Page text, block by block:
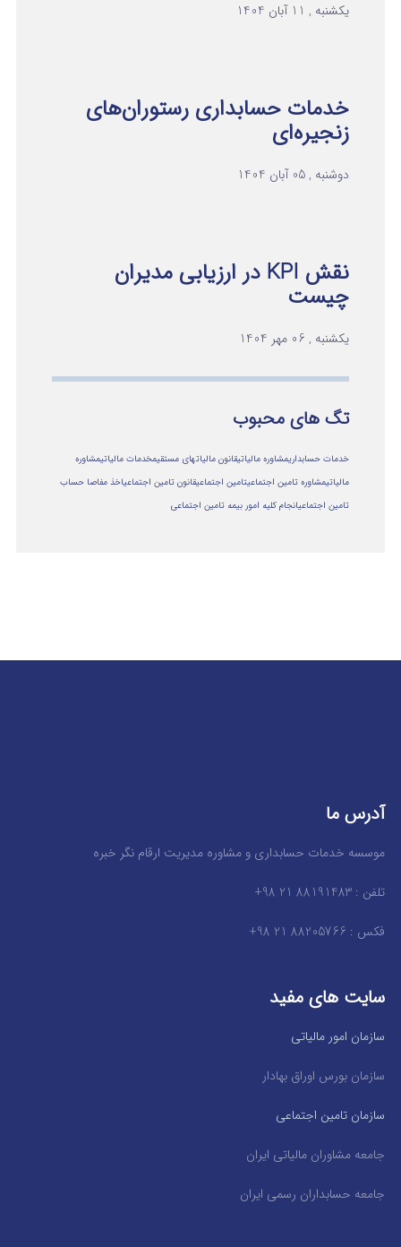
یکشنبه , 11 آبان 1404
خدمات حسابداری رستوران‌های
زنجیره‌ای
دوشنبه , 05 آبان 1404
نقش KPI در ارزیابی مدیران
چیست
یکشنبه , 06 مهر 1404
تگ های محبوب
خدمات حسابداریمشاوره مالیاتیقانون مالیاتهای مستقیمخدمات مالیاتیمشاوره
مالياتيمشاوره تامین اجتماعیتامین اجتماعیقانون تامین اجتماعیاخذ مفاصا حساب
تامین اجتماعیانجام کلیه امور بیمه تامین اجتماعی
آدرس ما
موسسه خدمات حسابداری و مشاوره مدیریت ارقام نگر خبره
تلفن : 88191483 21 98+
فکس : 88205766 21 98+
سایت های مفید
سازمان امور مالیاتی
سازمان بورس اوراق بهادار
سازمان تامین اجتماعی
جامعه مشاوران مالیاتی ایران
جامعه حسابداران رسمی ایران